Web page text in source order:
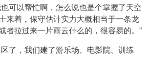
可以帮忙啊，怎么说也是个掌握了天空
来着，保守估计实力大概相当于一条龙
者拉过来一片雨云什么的，很容易的。”
了，我们建了游乐场、电影院、训练